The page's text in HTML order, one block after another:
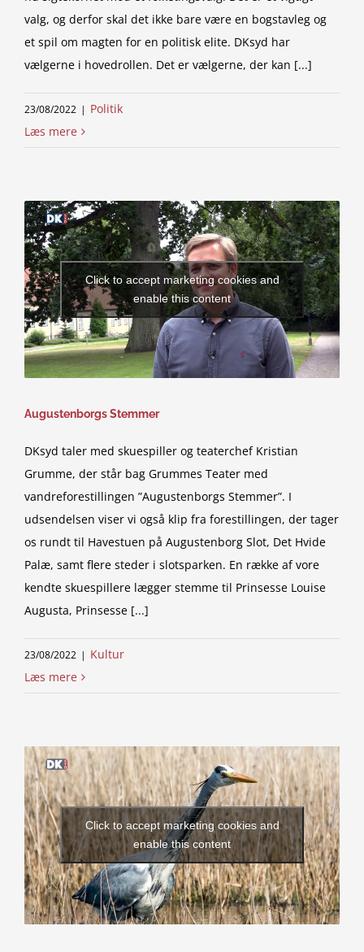
valg, og derfor skal det ikke bare være en bogstavleg og
et spil om magten for en politisk elite. DKsyd har
vælgerne i hovedrollen. Det er vælgerne, der kan [...]
23/08/2022 | Politik
Læs mere
Click to accept marketing cookies and
enable this content
Augustenborgs Stemmer
DKsyd taler med skuespiller og teaterchef Kristian
Grumme, der står bag Grummes Teater med
vandreforestillingen ”Augustenborgs Stemmer”. I
udsendelsen viser vi også klip fra forestillingen, der tager
os rundt til Havestuen på Augustenborg Slot, Det Hvide
Palæ, samt flere steder i slotsparken. En række af vore
kendte skuespillere lægger stemme til Prinsesse Louise
Augusta, Prinsesse [...]
23/08/2022 | Kultur
Læs mere
Click to accept marketing cookies and
enable this content